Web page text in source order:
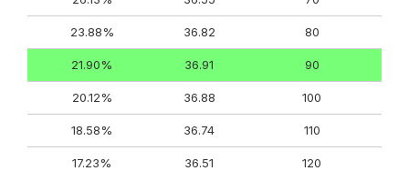
80
36.82
23.88%
90
36.91
21.90%
100
36.88
20.12%
110
36.74
18.58%
120
36.51
17.23%